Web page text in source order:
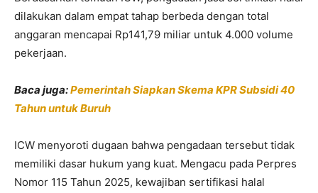
dilakukan dalam empat tahap berbeda dengan total
anggaran mencapai Rp141,79 miliar untuk 4.000 volume
pekerjaan.
Baca juga:Pemerintah Siapkan Skema KPR Subsidi 40
Tahun untuk Buruh
ICW menyoroti dugaan bahwa pengadaan tersebut tidak
memiliki dasar hukum yang kuat. Mengacu pada Perpres
Nomor 115 Tahun 2025, kewajiban sertifikasi halal